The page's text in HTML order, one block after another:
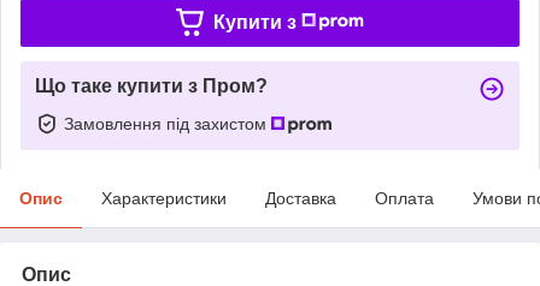
Купити з
Що таке купити з Пром?
Замовлення під захистом
Опис Характеристики Доставка Оплата Умови
Опис